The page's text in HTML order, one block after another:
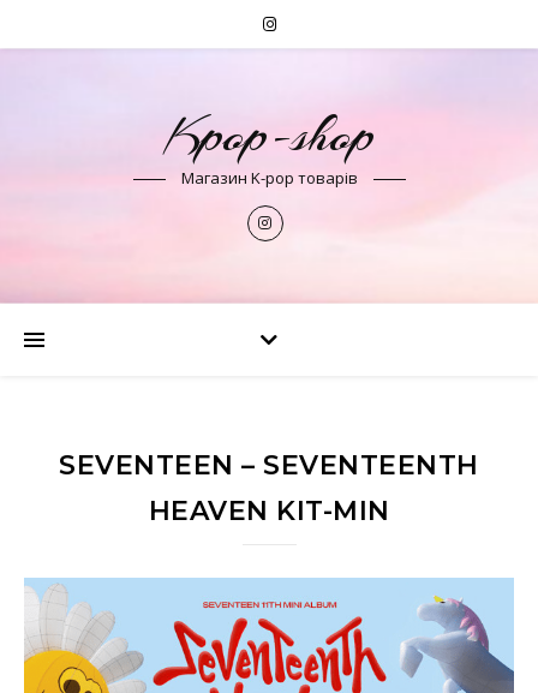
Kpop-shop
Магазин K-pop товарів
SEVENTEEN – SEVENTEENTH
HEAVEN KIT-MIN